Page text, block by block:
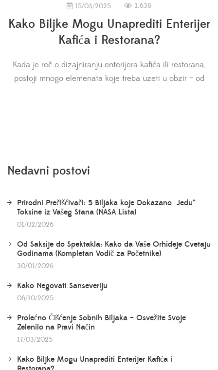
15/03/2025 1.638
Kako Biljke Mogu Unaprediti Enterijer
Kafića i Restorana?
Kada je reč o dizajniranju enterijera kafića ili restorana,
postoji mnogo elemenata koje treba uzeti u obzir – od
Nedavni postovi
Prirodni Prečišćivači: 5 Biljaka koje Dokazano „Jedu“
Toksine iz Vašeg Stana (NASA Lista)
01/02/2026
Od Saksije do Spektakla: Kako da Vaše Orhideje Cvetaju
Godinama (Kompletan Vodič za Početnike)
30/01/2026
Kako Negovati Sanseveriju
06/10/2025
Prolećno Čišćenje Sobnih Biljaka – Osvežite Svoje
Zelenilo na Pravi Način
17/03/2025
Kako Biljke Mogu Unaprediti Enterijer Kafića i